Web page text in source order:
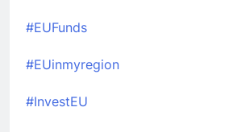
#EUFunds
#EUinmyregion
#InvestEU